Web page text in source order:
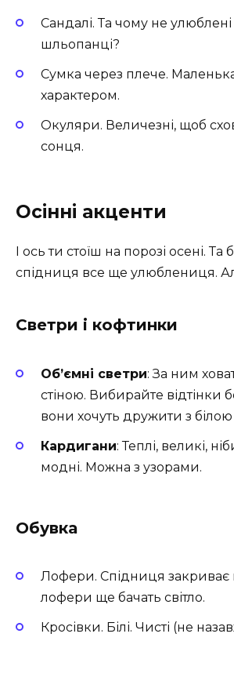
Сандалі. Та чому не улюблені
шльопанці?
Сумка через плече.
характером.
Окуляри. Величезні, щоб
сонця.
Осінні акценти
І ось ти стоїш на порозі осені. Та
спідниця все ще улюблениця.
Светри і кофтинки
Об’ємні светри: За ним
стіною. Вибирайте відтінки
вони хочуть дружити з
Кардигани: Теплі, великі,
модні. Можна з узорами.
Обувка
Лофери. Спідниця закриває
лофери ще бачать світло.
Кросівки. Білі. Чисті (не